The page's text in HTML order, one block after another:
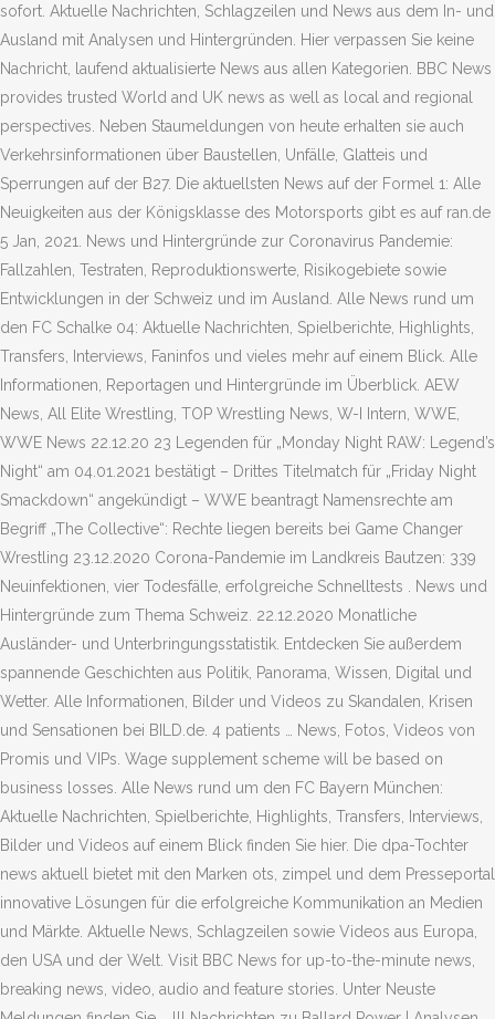
sofort. Aktuelle Nachrichten, Schlagzeilen und News aus dem In- und
Ausland mit Analysen und Hintergründen. Hier verpassen Sie keine
Nachricht, laufend aktualisierte News aus allen Kategorien. BBC News
provides trusted World and UK news as well as local and regional
perspectives. Neben Staumeldungen von heute erhalten sie auch
Verkehrsinformationen über Baustellen, Unfälle, Glatteis und
Sperrungen auf der B27. Die aktuellsten News auf der Formel 1: Alle
Neuigkeiten aus der Königsklasse des Motorsports gibt es auf ran.de
5 Jan, 2021. News und Hintergründe zur Coronavirus Pandemie:
Fallzahlen, Testraten, Reproduktionswerte, Risikogebiete sowie
Entwicklungen in der Schweiz und im Ausland. Alle News rund um
den FC Schalke 04: Aktuelle Nachrichten, Spielberichte, Highlights,
Transfers, Interviews, Faninfos und vieles mehr auf einem Blick. Alle
Informationen, Reportagen und Hintergründe im Überblick. AEW
News, All Elite Wrestling, TOP Wrestling News, W-I Intern, WWE,
WWE News 22.12.20 23 Legenden für „Monday Night RAW: Legend’s
Night“ am 04.01.2021 bestätigt – Drittes Titelmatch für „Friday Night
Smackdown“ angekündigt – WWE beantragt Namensrechte am
Begriff „The Collective“: Rechte liegen bereits bei Game Changer
Wrestling 23.12.2020 Corona-Pandemie im Landkreis Bautzen: 339
Neuinfektionen, vier Todesfälle, erfolgreiche Schnelltests . News und
Hintergründe zum Thema Schweiz. 22.12.2020 Monatliche
Ausländer- und Unterbringungsstatistik. Entdecken Sie außerdem
spannende Geschichten aus Politik, Panorama, Wissen, Digital und
Wetter. Alle Informationen, Bilder und Videos zu Skandalen, Krisen
und Sensationen bei BILD.de. 4 patients … News, Fotos, Videos von
Promis und VIPs. Wage supplement scheme will be based on
business losses. Alle News rund um den FC Bayern München:
Aktuelle Nachrichten, Spielberichte, Highlights, Transfers, Interviews,
Bilder und Videos auf einem Blick finden Sie hier. Die dpa-Tochter
news aktuell bietet mit den Marken ots, zimpel und dem Presseportal
innovative Lösungen für die erfolgreiche Kommunikation an Medien
und Märkte. Aktuelle News, Schlagzeilen sowie Videos aus Europa,
den USA und der Welt. Visit BBC News for up-to-the-minute news,
breaking news, video, audio and feature stories. Unter Neuste